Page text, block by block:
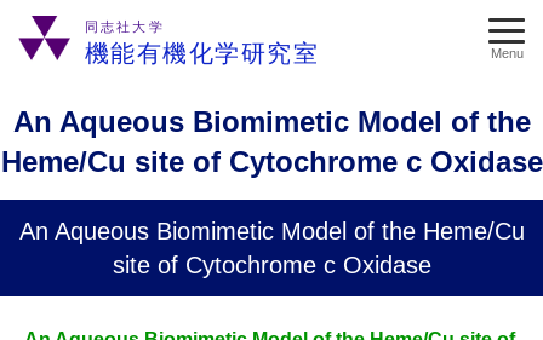
同志社大学
機能有機化学研究室 Menu
An Aqueous Biomimetic Model of the
Heme/Cu site of Cytochrome c Oxidase
An Aqueous Biomimetic Model of the Heme/Cu
site of Cytochrome c Oxidase